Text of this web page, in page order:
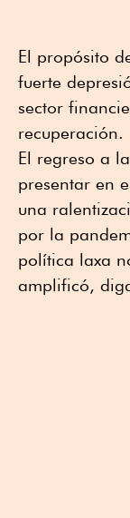
El propósito
fuerte
sector
recuperación.
El regreso a
presentar en
una
por la
política laxa
amplificó,